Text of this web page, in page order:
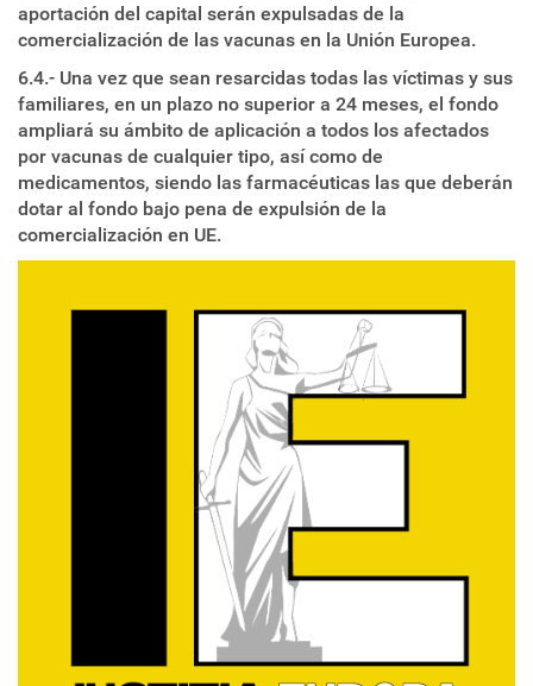
aportación del capital serán expulsadas de la
comercialización de las vacunas en la Unión Europea.
6.4.- Una vez que sean resarcidas todas las víctimas y sus
familiares, en un plazo no superior a 24 meses, el fondo
ampliará su ámbito de aplicación a todos los afectados
por vacunas de cualquier tipo, así como de
medicamentos, siendo las farmacéuticas las que deberán
dotar al fondo bajo pena de expulsión de la
comercialización en UE.